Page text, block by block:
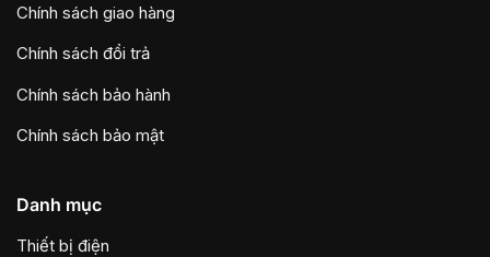
Chính sách giao hàng
Chính sách đổi trả
Chính sách bảo hành
Chính sách bảo mật
Danh mục
Thiết bị điện